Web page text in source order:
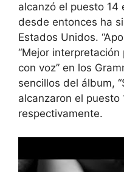
alcanzó el puesto
desde entonces ha
Estados Unidos.
“Mejor
con voz” en los
sencillos del álbum,
alcanzaron el puesto
respectivamente.